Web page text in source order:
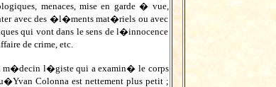
menaces, mise en garde � vue,
avec des �l�ments mat�riels ou avec
qui vont dans le sens de l�innocence
de crime, etc.
m�decin l�giste qui a examin� le corps
Colonna est nettement plus petit ;